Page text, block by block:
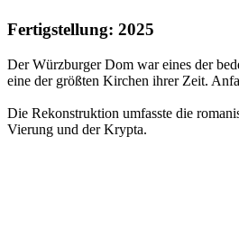
Fertigstellung: 2025
Der Würzburger Dom war eines der
eine der größten Kirchen ihrer Zeit.
Die Rekonstruktion umfasste die
Vierung und der Krypta.